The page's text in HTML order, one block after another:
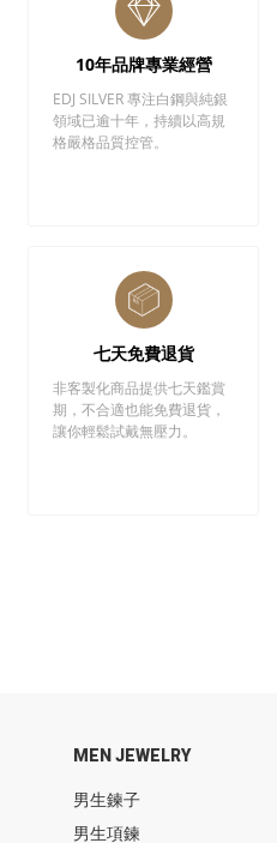
10年品牌專業經營
EDJ SILVER 專注白鋼與純銀
領域已逾十年，持續以高規
格嚴格品質控管。
七天免費退貨
非客製化商品提供七天鑑賞
期，不合適也能免費退貨，
讓你輕鬆試戴無壓力。
MEN JEWELRY
男生鍊子
男生項鍊